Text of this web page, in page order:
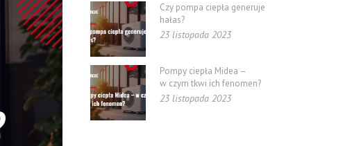
Czy pompa ciepła generuje
hałas?
23 listopada 2023
Pompy ciepła Midea –
w czym tkwi ich fenomen?
23 listopada 2023